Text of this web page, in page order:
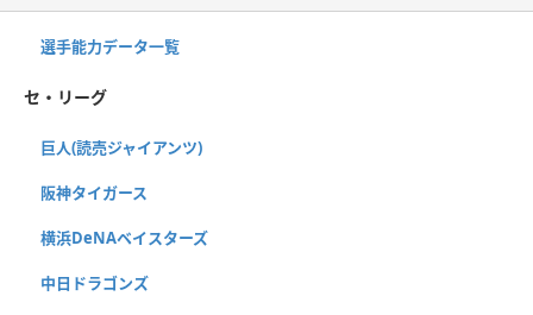
選手能力データ一覧
セ・リーグ
巨人(読売ジャイアンツ)
阪神タイガース
横浜DeNAベイスターズ
中日ドラゴンズ